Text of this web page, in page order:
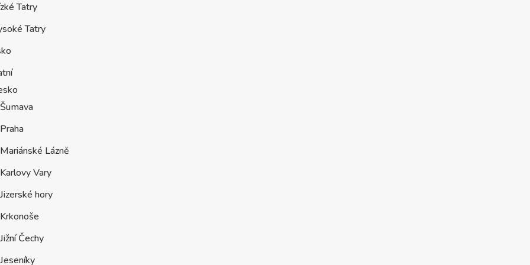
Tatry
Tatry
Šumava
Praha
Mariánské Lázně
Karlovy Vary
Jizerské hory
Krkonoše
Jižní Čechy
Jeseníky